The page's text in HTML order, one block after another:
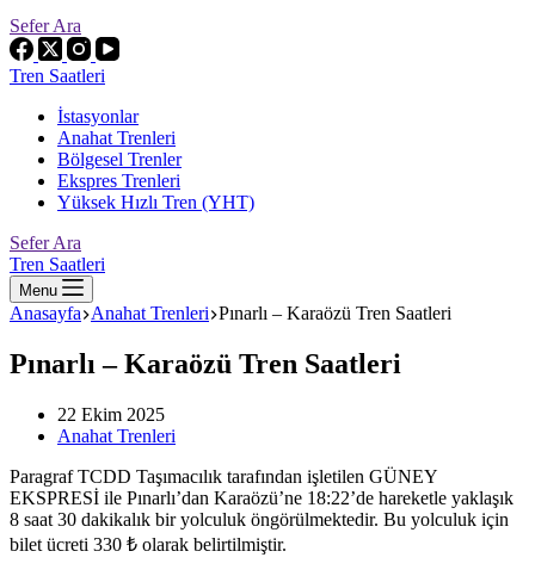
Sefer Ara
Tren Saatleri
İstasyonlar
Anahat Trenleri
Bölgesel Trenler
Ekspres Trenleri
Yüksek Hızlı Tren (YHT)
Sefer Ara
Tren Saatleri
Menu
Anasayfa Anahat Trenleri Pınarlı – Karaözü Tren Saatleri
Pınarlı – Karaözü Tren Saatleri
22 Ekim 2025
Anahat Trenleri
Paragraf TCDD Taşımacılık tarafından işletilen GÜNEY
EKSPRESİ ile Pınarlı’dan Karaözü’ne 18:22’de hareketle yaklaşık
8 saat 30 dakikalık bir yolculuk öngörülmektedir. Bu yolculuk için
bilet ücreti 330 ₺ olarak belirtilmiştir.